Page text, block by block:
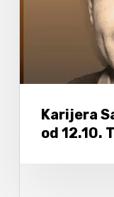
Karijera
od 12.10.